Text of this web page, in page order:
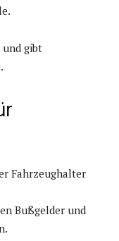
gibt
Fahrzeughalter
Bußgelder und